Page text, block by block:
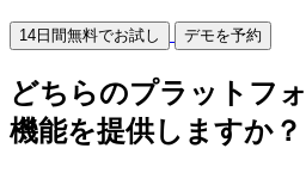
14日間無料でお試し デモを予約
どちらのプラットフ
機能を提供しますか？